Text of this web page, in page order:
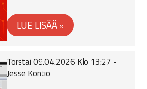
Torstai 09.04.2026 Klo 13:27 -
Jesse Kontio